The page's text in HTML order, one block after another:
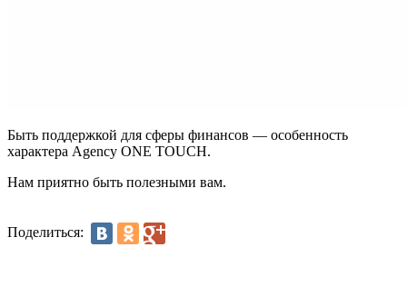
Быть поддержкой для сферы финансов — особенность
характера Agency ONE TOUCH.
Нам приятно быть полезными вам.
Поделиться: